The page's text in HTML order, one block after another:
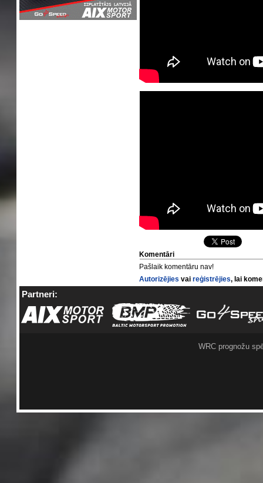
Komentāri
Pašlaik komentāru nav!
Autorizējies vaireģistrējies, lai
Partneri:
WRC prognožu